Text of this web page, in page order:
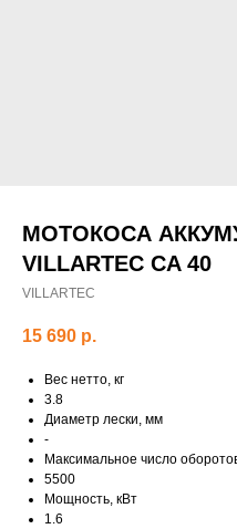
МОТОКОСА
VILLARTEC CA 40
VILLARTEC
15 690 р.
Вес нетто, кг
3.8
Диаметр лески, мм
-
Максимальное число
5500
Мощность, кВт
1.6